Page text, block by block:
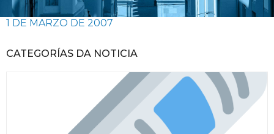
1 DE MARZO DE 2007
CATEGORÍAS DA NOTICIA